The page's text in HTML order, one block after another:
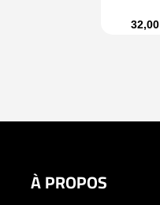
32,00
À PROPOS